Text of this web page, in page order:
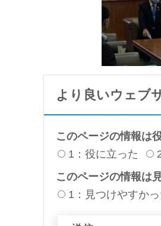
より良いウェブ
このページの情報は
1：役に立った
このページの情報は
1：見つけやすかっ